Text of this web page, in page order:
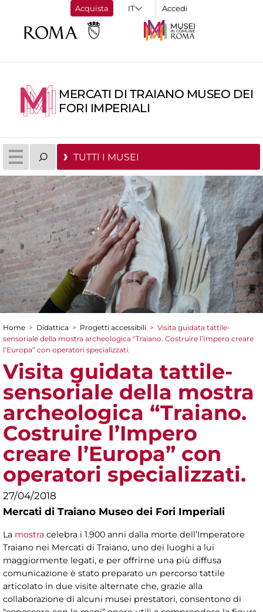
Acquista Accedi
MERCATI DI TRAIANO MUSEO DEI
FORI IMPERIALI
TUTTI I MUSEI
Tu sei qui
Home > Didattica > Progetti accessibili > Visita guidata tattile-
sensoriale della mostra archeologica “Traiano. Costruire l’Impero creare
l’Europa” con operatori specializzati.
Visita guidata tattile-
sensoriale della mostra
archeologica “Traiano.
Costruire l’Impero
creare l’Europa” con
operatori specializzati.
27/04/2018
Mercati di Traiano Museo dei Fori Imperiali
La mostra celebra i 1.900 anni dalla morte dell’Imperatore
Traiano nei Mercati di Traiano, uno dei luoghi a lui
maggiormente legati, e per offrirne una più diffusa
comunicazione è stato preparato un percorso tattile
articolato in due visite alternate che, grazie alla
collaborazione di alcuni musei prestatori, consentono di